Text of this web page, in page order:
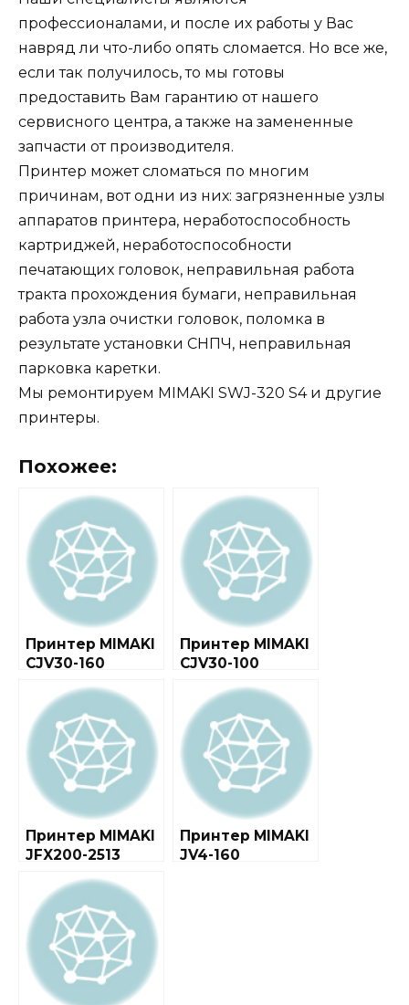
профессионалами, и после их работы у Вас
навряд ли что-либо опять сломается. Но все же,
если так получилось, то мы готовы
предоставить Вам гарантию от нашего
сервисного центра, а также на замененные
запчасти от производителя.
Принтер может сломаться по многим
причинам, вот одни из них: загрязненные узлы
аппаратов принтера, неработоспособность
картриджей, неработоспособности
печатающих головок, неправильная работа
тракта прохождения бумаги, неправильная
работа узла очистки головок, поломка в
результате установки СНПЧ, неправильная
парковка каретки.
Мы ремонтируем MIMAKI SWJ-320 S4 и другие
принтеры.
Похожее:
Принтер MIMAKI
CJV30-160
Принтер MIMAKI
CJV30-100
Принтер MIMAKI
JFX200-2513
Принтер MIMAKI
JV4-160